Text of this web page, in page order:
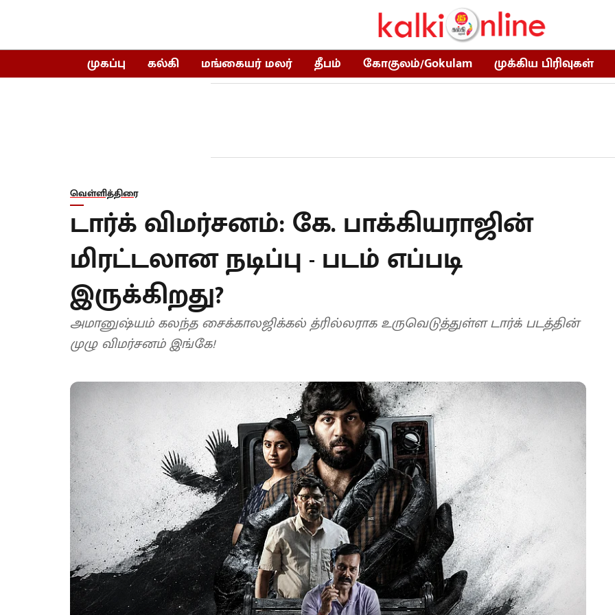
முகப்பு கல்கி மங்கையர் மலர் தீபம் கோகுலம்/Gokulam முக்கிய பிரிவுகள்
வெள்ளித்திரை
டார்க் விமர்சனம்: கே. பாக்கியராஜின்
மிரட்டலான நடிப்பு - படம் எப்படி
இருக்கிறது?
அமானுஷ்யம் கலந்த சைக்காலஜிக்கல் த்ரில்லராக உருவெடுத்துள்ள டார்க் படத்தின்
முழு விமர்சனம் இங்கே!